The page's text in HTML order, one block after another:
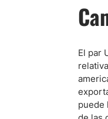
El par
puede